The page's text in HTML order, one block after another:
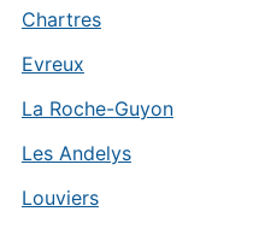
Chartres
Evreux
La Roche-Guyon
Les Andelys
Louviers